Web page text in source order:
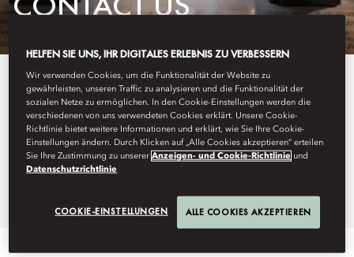
Discover more about our central
location and how to find us with
our easy-to-use maps and
detailed directions.
HELFEN SIE UNS, IHR DIGITALES ERLEBNIS ZU VERBESSERN
Wir verwenden Cookies, um die Funktionalität der Website zu
gewährleisten, unseren Traffic zu analysieren und die Funktionalität der
sozialen Netze zu ermöglichen. In den Cookie-Einstellungen werden die
verschiedenen von uns verwendeten Cookies erklärt. Unsere Cookie-
Richtlinie bietet weitere Informationen und erklärt, wie Sie Ihre Cookie-
Einstellungen ändern. Durch Klicken auf „Alle Cookies akzeptieren“ erteilen
Sie Ihre Zustimmung zu unsererAnzeigen- und Cookie-Richtlinie und
Datenschutzrichtlinie
COOKIE-EINSTELLUNGEN ALLE COOKIES AKZEPTIEREN